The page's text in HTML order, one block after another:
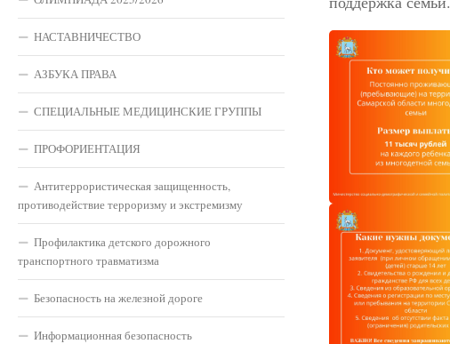
НАСТАВНИЧЕСТВО
АЗБУКА ПРАВА
СПЕЦИАЛЬНЫЕ МЕДИЦИНСКИЕ ГРУППЫ
ПРОФОРИЕНТАЦИЯ
Антитеррористическая защищенность,
противодействие терроризму и экстремизму
Профилактика детского дорожного
транспортного травматизма
Безопасность на железной дороге
Информационная безопасность